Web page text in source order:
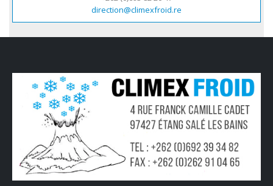
direction@climexfroid.re